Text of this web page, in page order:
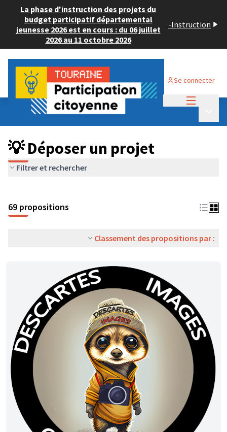
La phase d'instruction des projets du
budget participatif départemental
jeunesse 2026 est en cours : du 06 juillet
2026 au 11 octobre 2026
-Instruction
Se connecter
Budget Participatif ADULTE 2024
💡 Déposer un projet
💡 Déposer un projet
Filtrer et rechercher
69 propositions
Classement des propositions par :